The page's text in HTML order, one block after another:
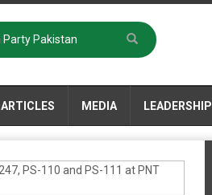
ARTICLES MEDIA LEADERSHIP